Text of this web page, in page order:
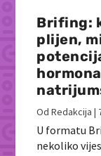
Brifing:
plijen,
OdRedakcija |
U formatu
nekoliko